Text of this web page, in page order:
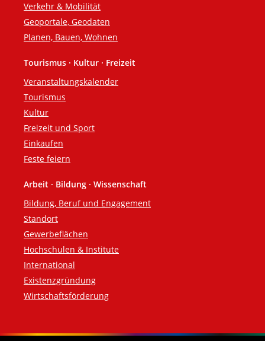
Verkehr & Mobilität
Geoportale, Geodaten
Planen, Bauen, Wohnen
Tourismus · Kultur · Freizeit
Veranstaltungskalender
Tourismus
Kultur
Freizeit und Sport
Einkaufen
Feste feiern
Arbeit · Bildung · Wissenschaft
Bildung, Beruf und Engagement
Standort
Gewerbeflächen
Hochschulen & Institute
International
Existenzgründung
Wirtschaftsförderung